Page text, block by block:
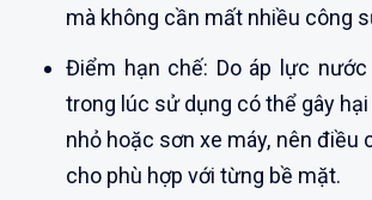
mà không cần mất nhiều công
Điểm hạn chế: Do áp lực
trong lúc sử dụng có thể gây
nhỏ hoặc sơn xe máy, nên điều
cho phù hợp với từng bề mặt.